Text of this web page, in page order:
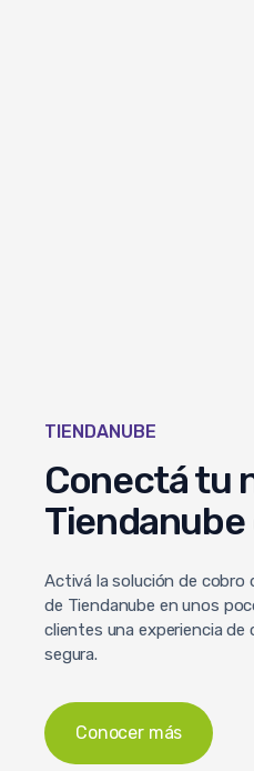
TIENDANUBE
Conectá tu
Activá la solución de cobro
de Tiendanube en unos
clientes una experiencia de
segura.
Conocer más